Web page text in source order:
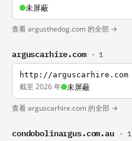
未屏蔽
查看 argusthedog.com 的全部 →
arguscarhire.com · 1
http://arguscarhire.com
截至 2026 年 未屏蔽
查看 arguscarhire.com 的全部 →
condobolinargus.com.au · 1